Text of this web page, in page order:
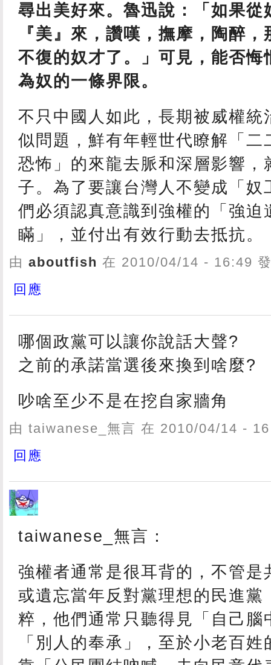
尋出美好來。魯迅說：「如果從
『美』來，讚嘆，撫摩，陶醉
不復的奴才了。」可見，能否悔
為奴的一條界限。
不只中國人如此，長期被威權統
似問題，鮮有年輕世代瞭解「二
恐怖」的來龍去脈和深層影響，
子。為了要讓台灣人不變成「奴
們必須認真意識到強權的「強迫
瞞」，並付出有效行動去抵抗。
由 aboutfish 在 2010/04/14 - 16:49
回應
哪個政黨可以讓你說話大聲?
之前的承諾當選後來換到啥麼?
吵啥至少不是在挖自家牆角
由 taiwanese_無言 在 2010/04/14 -
回應
taiwanese_無言：
強權者通常是很耳背的，不管是
或遺忘當年反對黨理想的民進黨
粹，他們通常只聽得見「自己腦
「別人的奉承」，至於小老百